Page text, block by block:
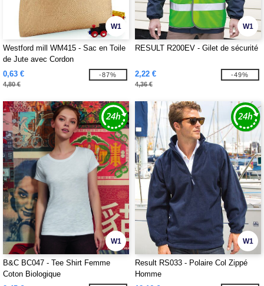
W1
Westford mill WM415 - Sac en Toile
de Jute avec Cordon
0,63 €
4,80 €
-87%
W1
RESULT R200EV - Gilet de sécurité
2,22 €
4,36 €
-49%
W1
B&C BC047 - Tee Shirt Femme
Coton Biologique
W1
Result RS033 - Polaire Col Zippé
Homme